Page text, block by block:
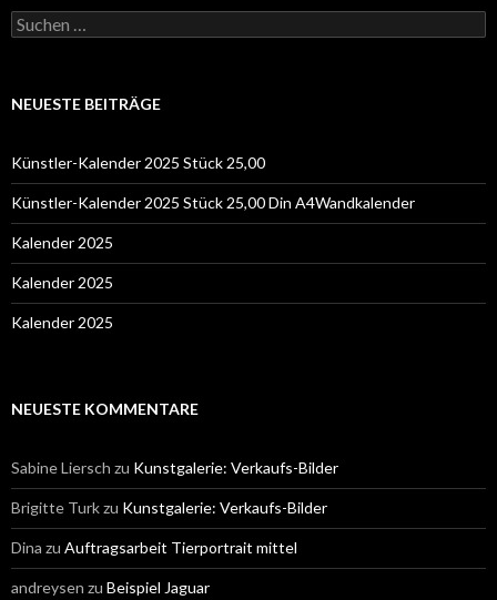
Suchen
nach:
NEUESTE BEITRÄGE
Künstler-Kalender 2025 Stück 25,00
Künstler-Kalender 2025 Stück 25,00 Din A4Wandkalender
Kalender 2025
Kalender 2025
Kalender 2025
NEUESTE KOMMENTARE
Sabine Liersch zu Kunstgalerie: Verkaufs-Bilder
Brigitte Turkzu Kunstgalerie: Verkaufs-Bilder
Dina zu Auftragsarbeit Tierportrait mittel
andreysen zu Beispiel Jaguar